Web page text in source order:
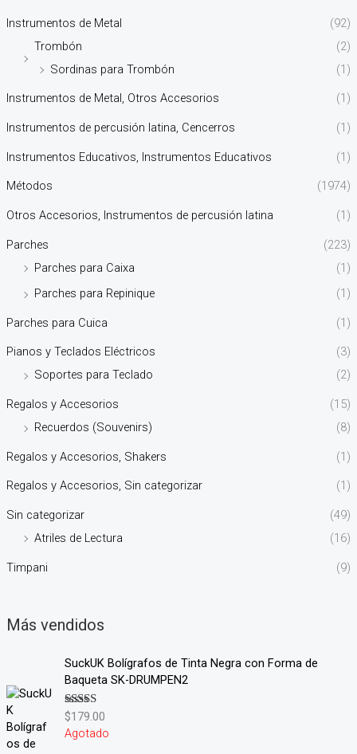
Instrumentos de Metal
(92)
Trombón
(2)
Sordinas para Trombón
(1)
Instrumentos de Metal, Otros Accesorios (1)
Instrumentos de percusión latina, Cencerros (1)
Instrumentos Educativos, Instrumentos Educativos (1)
Métodos (1974)
Otros Accesorios, Instrumentos de percusión latina (1)
Parches
(223)
Parches para Caixa
(1)
Parches para Repinique
(1)
Parches para Cuica (1)
Pianos y Teclados Eléctricos
(3)
Soportes para Teclado
(2)
Regalos y Accesorios
(15)
Recuerdos (Souvenirs)
(8)
Regalos y Accesorios, Shakers (1)
Regalos y Accesorios, Sin categorizar (1)
Sin categorizar
(49)
Atriles de Lectura
(16)
Timpani (9)
Más vendidos
SuckUK Bolígrafos de Tinta Negra con Forma de
Baqueta SK-DRUMPEN2
Valorado en
5.00 de 5
$179.00
Agotado